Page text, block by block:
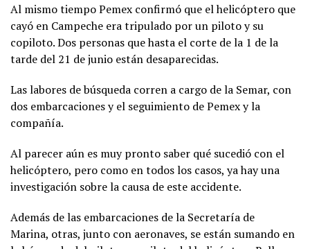
Al mismo tiempo Pemex confirmó que el helicóptero que
cayó en Campeche era tripulado por un piloto y su
copiloto. Dos personas que hasta el corte de la 1 de la
tarde del 21 de junio están desaparecidas.
Las labores de búsqueda corren a cargo de la Semar, con
dos embarcaciones y el seguimiento de Pemex y la
compañía.
Al parecer aún es muy pronto saber qué sucedió con el
helicóptero, pero como en todos los casos, ya hay una
investigación sobre la causa de este accidente.
Además de las embarcaciones de la Secretaría de
Marina, otras, junto con aeronaves, se están sumando en